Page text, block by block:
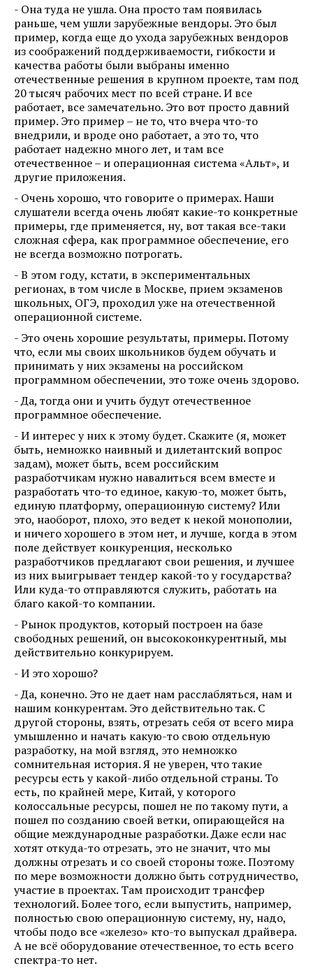
- Она туда не ушла. Она просто там появилась
раньше, чем ушли зарубежные вендоры. Это был
пример, когда еще до ухода зарубежных вендоров
из соображений поддерживаемости, гибкости и
качества работы были выбраны именно
отечественные решения в крупном проекте, там под
20 тысяч рабочих мест по всей стране. И все
работает, все замечательно. Это вот просто давний
пример. Это пример – не то, что вчера что-то
внедрили, и вроде оно работает, а это то, что
работает надежно много лет, и там все
отечественное – и операционная система «Альт», и
другие приложения.
- Очень хорошо, что говорите о примерах. Наши
слушатели всегда очень любят какие-то конкретные
примеры, где применяется, ну, вот такая все-таки
сложная сфера, как программное обеспечение, его
не всегда возможно потрогать.
- В этом году, кстати, в экспериментальных
регионах, в том числе в Москве, прием экзаменов
школьных, ОГЭ, проходил уже на отечественной
операционной системе.
- Это очень хорошие результаты, примеры. Потому
что, если мы своих школьников будем обучать и
принимать у них экзамены на российском
программном обеспечении, это тоже очень здорово.
- Да, тогда они и учить будут отечественное
программное обеспечение.
- И интерес у них к этому будет. Скажите (я, может
быть, немножко наивный и дилетантский вопрос
задам), может быть, всем российским
разработчикам нужно навалиться всем вместе и
разработать что-то единое, какую-то, может быть,
единую платформу, операционную систему? Или
это, наоборот, плохо, это ведет к некой монополии,
и ничего хорошего в этом нет, и лучше, когда в этом
поле действует конкуренция, несколько
разработчиков предлагают свои решения, и лучшее
из них выигрывает тендер какой-то у государства?
Или куда-то отправляются служить, работать на
благо какой-то компании.
- Рынок продуктов, который построен на базе
свободных решений, он высококонкурентный, мы
действительно конкурируем.
- И это хорошо?
- Да, конечно. Это не дает нам расслабляться, нам и
нашим конкурентам. Это действительно так. С
другой стороны, взять, отрезать себя от всего мира
умышленно и начать какую-то свою отдельную
разработку, на мой взгляд, это немножко
сомнительная история. Я не уверен, что такие
ресурсы есть у какой-либо отдельной страны. То
есть, по крайней мере, Китай, у которого
колоссальные ресурсы, пошел не по такому пути, а
пошел по созданию своей ветки, опирающейся на
общие международные разработки. Даже если нас
хотят откуда-то отрезать, это не значит, что мы
должны отрезать и со своей стороны тоже. Поэтому
по мере возможности должно быть сотрудничество,
участие в проектах. Там происходит трансфер
технологий. Более того, если выпустить, например,
полностью свою операционную систему, ну, надо,
чтобы подо все «железо» кто-то выпускал драйвера.
А не всё оборудование отечественное, то есть всего
спектра-то нет.